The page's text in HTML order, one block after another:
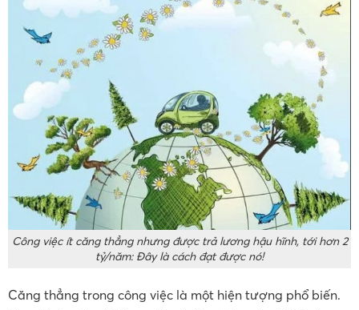
Công việc ít căng thẳng nhưng được trả lương hậu hĩnh, tới hơn 2
tỷ/năm: Đây là cách đạt được nó!
Căng thẳng trong công việc là một hiện tượng phổ biến.